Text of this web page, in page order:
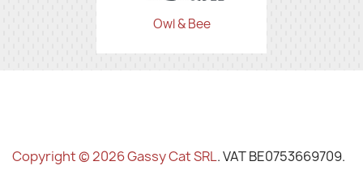
Owl & Bee
Copyright © 2026 Gassy Cat SRL. VAT BE0753669709.